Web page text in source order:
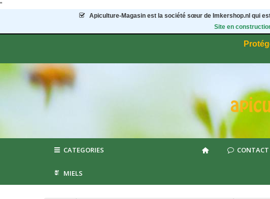
"
Apiculture-Magasin est la société sœur de Imkershop.nl qui
Site en
CATEGORIES CONTACT
MIELS